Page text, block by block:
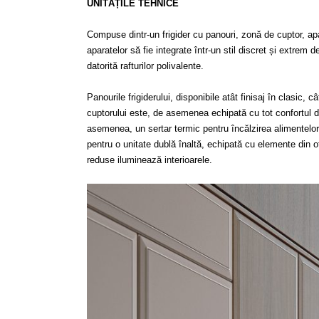
UNITĂȚILE TEHNICE
Compuse dintr-un frigider cu panouri, zonă de cuptor,
aparatelor să fie integrate într-un stil discret și extrem
datorită rafturilor polivalente.
Panourile frigiderului, disponibile atât finisaj în ​​clasic,
cuptorului este, de asemenea echipată cu tot confortul
asemenea, un sertar termic pentru încălzirea
pentru o unitate dublă înaltă, echipată cu elemente din
reduse iluminează interioarele.